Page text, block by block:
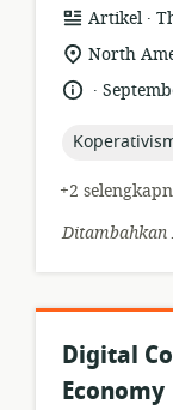
format
sumber
daya:
Artikel .
lokasi
relevan:
North
bahasa:
.
tanggal
topic:
+2
Ditambahkan
Digital
Economy